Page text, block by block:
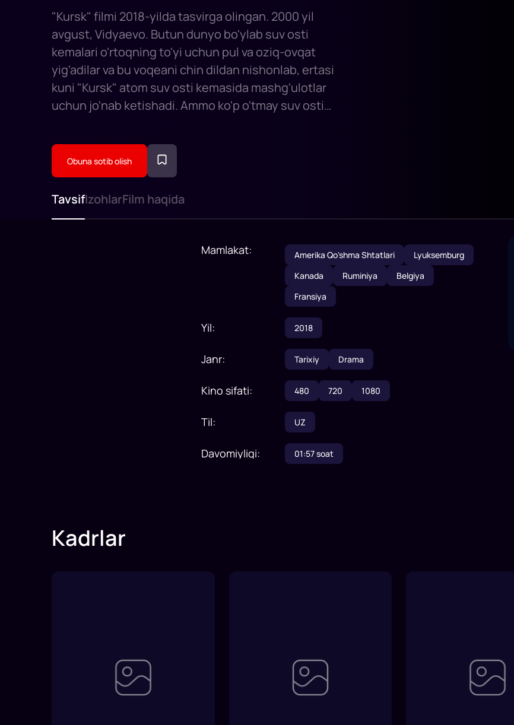
"Kursk" filmi 2018-yilda tasvirga olingan. 2000 yil
avgust, Vidyaevo. Butun dunyo bo'ylab suv osti
kemalari o'rtoqning to'yi uchun pul va oziq-ovqat
yig'adilar va bu voqeani chin dildan nishonlab, ertasi
kuni "Kursk" atom suv osti kemasida mashg'ulotlar
uchun jo'nab ketishadi. Ammo ko'p o'tmay suv osti
bir necha ekipaj a'zolari qutqaruvni kutayotgan orqa
qismda qulflanadi.
Obuna sotib olish
TavsifIzohlarFilm haqida
Mamlakat: Amerika Qo'shma Shtatlari
Lyuksemburg
Kanada
Ruminiya
Belgiya
Fransiya
Yil: 2018
Janr: Tarixiy Drama
Kino sifati: 480 720 1080
Til: UZ
Davomiyligi: 01:57soat
Kadrlar